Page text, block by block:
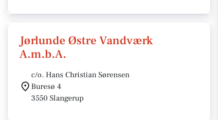
Jørlunde Østre Vandværk
A.m.b.A.
c/o. Hans Christian Sørensen
Buresø 4
3550 Slangerup